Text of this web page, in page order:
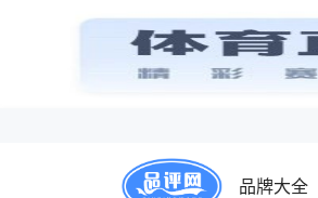
品牌大全